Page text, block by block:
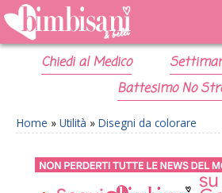
Chiedi al Medico
Battesimo No
Home » Utilità » Disegni da colorare